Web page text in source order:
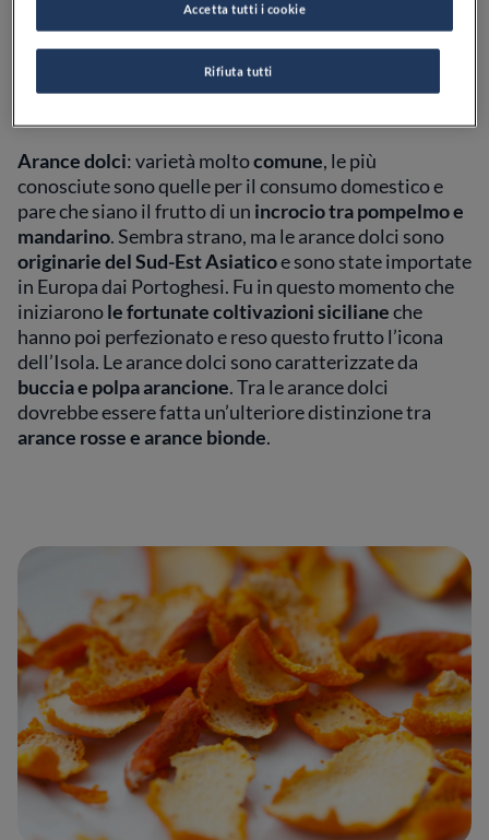
è certamente la distinzione tra arance dolci
Arance dolci: varietà moltocomune, le più
conosciute sono quelle per il consumo domestico e
pare che siano il frutto di un incrocio tra pompelmo e
mandarino. Sembra strano, ma le arance dolci sono
originarie del Sud-Est Asiaticoe sono state importate
in Europa dai Portoghesi. Fu in questo momento che
iniziaronole fortunate coltivazioni sicilianeche
hanno poi perfezionato e reso questo frutto l’icona
dell’Isola. Le arance dolci sono caratterizzate da
buccia e polpa arancione. Tra le arance dolci
dovrebbe essere fatta un’ulteriore distinzione tra
arance rosse e arance bionde.
Rifiuta tutti
Accetta tutti i cookie